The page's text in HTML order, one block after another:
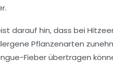
darauf hin, dass bei
Pflanzenarten
Fieber übertragen